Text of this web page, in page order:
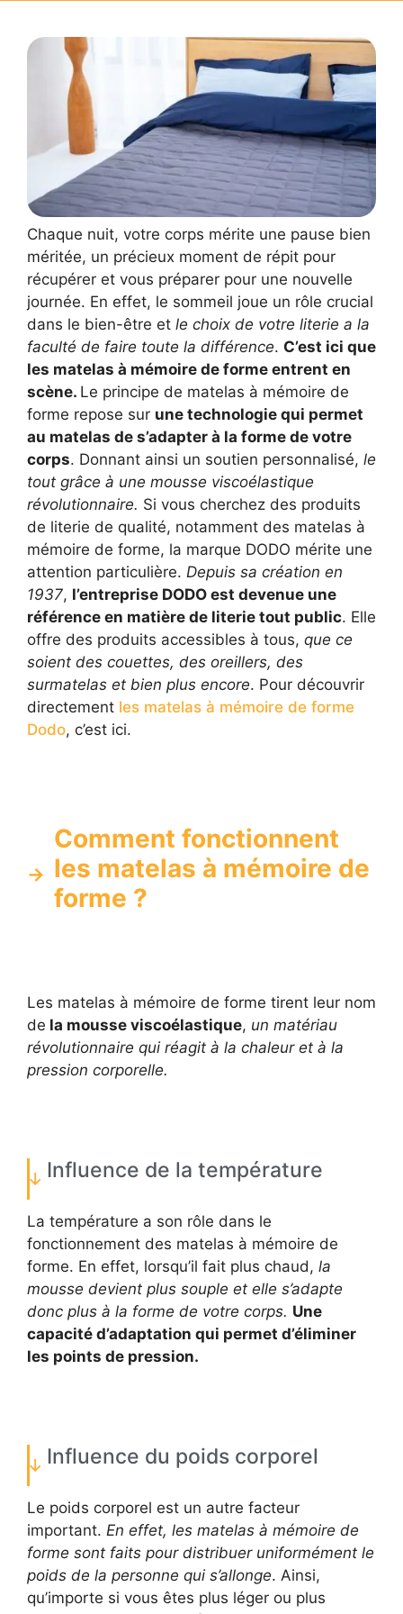
Chaque nuit, votre corps mérite une pause bien
méritée, un précieux moment de répit pour
récupérer et vous préparer pour une nouvelle
journée. En effet, le sommeil joue un rôle crucial
dans le bien-être et le choix de votre literie a la
faculté de faire toute la différence. C’est ici que
les matelas à mémoire de forme entrent en
scène. Le principe de matelas à mémoire de
forme repose sur une technologie qui permet
au matelas de s’adapter à la forme de votre
corps. Donnant ainsi un soutien personnalisé, le
tout grâce à une mousse viscoélastique
révolutionnaire. Si vous cherchez des produits
de literie de qualité, notamment des matelas à
mémoire de forme, la marque DODO mérite une
attention particulière. Depuis sa création en
1937, l’entreprise DODO est devenue une
référence en matière de literie tout public. Elle
offre des produits accessibles à tous, que ce
soient des couettes, des oreillers, des
surmatelas et bien plus encore. Pour découvrir
directement les matelas à mémoire de forme
Dodo, c’est ici.
Comment fonctionnent
les matelas à mémoire de
forme ?
Les matelas à mémoire de forme tirent leur nom
de la mousse viscoélastique, un matériau
révolutionnaire qui réagit à la chaleur et à la
pression corporelle.
Influence de la température
La température a son rôle dans le
fonctionnement des matelas à mémoire de
forme. En effet, lorsqu’il fait plus chaud, la
mousse devient plus souple et elle s’adapte
donc plus à la forme de votre corps. Une
capacité d’adaptation qui permet d’éliminer
les points de pression.
Influence du poids corporel
Le poids corporel est un autre facteur
important. En effet, les matelas à mémoire de
forme sont faits pour distribuer uniformément le
poids de la personne qui s’allonge. Ainsi,
qu’importe si vous êtes plus léger ou plus